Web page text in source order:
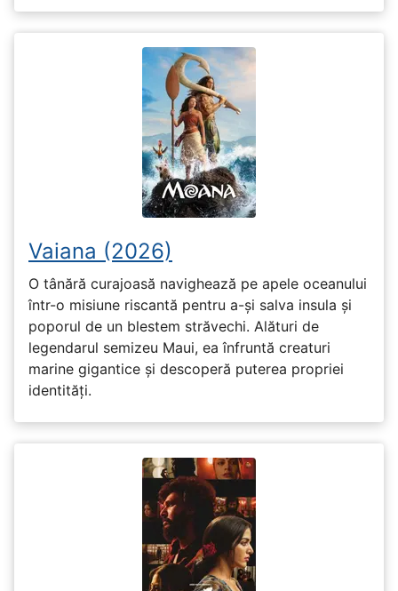
Vaiana (2026)
O tânără curajoasă navighează pe apele oceanului
într-o misiune riscantă pentru a-și salva insula și
poporul de un blestem străvechi. Alături de
legendarul semizeu Maui, ea înfruntă creaturi
marine gigantice și descoperă puterea propriei
identități.